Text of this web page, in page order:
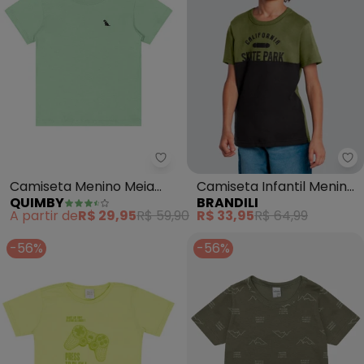
Quimby - Camiseta Menino
Camiseta Menino Meia
Malha (Verde)
QUIMBY
A partir deR$ 29,95R$ 59,90
Camiseta Infantil Menino
Skate (Verde)
BRANDILI
R$ 33,95R$ 64,99
-56%
-56%